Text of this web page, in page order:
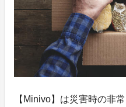
【Minivo】は災害時の非